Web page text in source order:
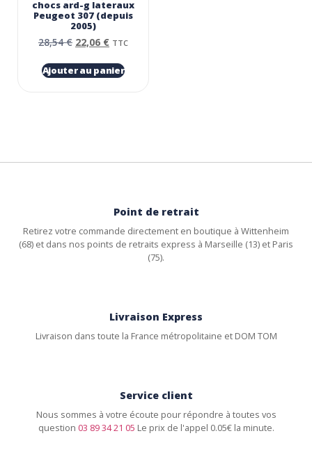
chocs ard-g lateraux
Peugeot 307 (depuis
2005)
28,54€ 22,06 € TTC
Ajouter au panier
Point de retrait
Retirez votre commande directement en boutique à Wittenheim
(68) et dans nos points de retraits express à Marseille (13) et Paris
(75).
Livraison Express
Livraison dans toute la France métropolitaine et DOM TOM
Service client
Nous sommes à votre écoute pour répondre à toutes vos
question 03 89 34 21 05 Le prix de l'appel 0.05€ la minute.